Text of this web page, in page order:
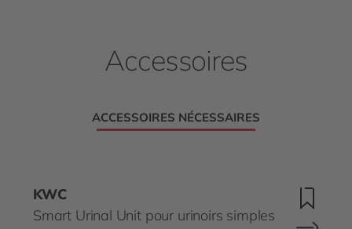
Accessoires
ACCESSOIRES NÉCESSAIRES
KWC
Smart Urinal Unit pour urinoirs simples